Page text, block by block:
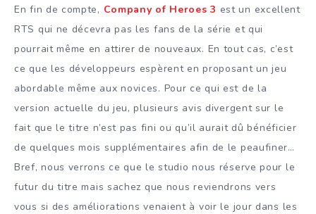
En fin de compte, Company of Heroes 3 est un excellent
RTS qui ne décevra pas les fans de la série et qui
pourrait même en attirer de nouveaux. En tout cas, c’est
ce que les développeurs espèrent en proposant un jeu
abordable même aux novices. Pour ce qui est de la
version actuelle du jeu, plusieurs avis divergent sur le
fait que le titre n’est pas fini ou qu’il aurait dû bénéficier
de quelques mois supplémentaires afin de le peaufiner…
Bref, nous verrons ce que le studio nous réserve pour le
futur du titre mais sachez que nous reviendrons vers
vous si des améliorations venaient à voir le jour dans les